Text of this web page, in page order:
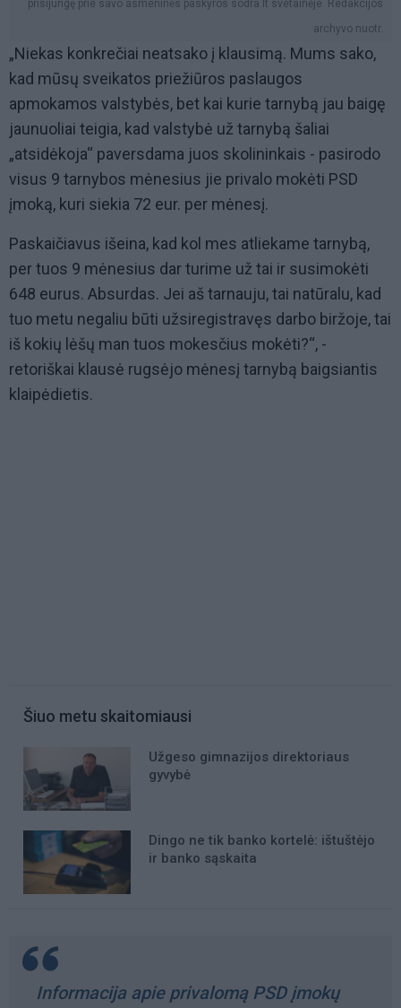
prisijungę prie savo asmeninės paskyros sodra.lt svetainėje. Redakcijos
archyvo nuotr.
„Niekas konkrečiai neatsako į klausimą. Mums sako,
kad mūsų sveikatos priežiūros paslaugos
apmokamos valstybės, bet kai kurie tarnybą jau baigę
jaunuoliai teigia, kad valstybė už tarnybą šaliai
„atsidėkoja“ paversdama juos skolininkais - pasirodo
visus 9 tarnybos mėnesius jie privalo mokėti PSD
įmoką, kuri siekia 72 eur. per mėnesį.
Paskaičiavus išeina, kad kol mes atliekame tarnybą,
per tuos 9 mėnesius dar turime už tai ir susimokėti
648 eurus. Absurdas. Jei aš tarnauju, tai natūralu, kad
tuo metu negaliu būti užsiregistravęs darbo biržoje, tai
iš kokių lėšų man tuos mokesčius mokėti?“, -
retoriškai klausė rugsėjo mėnesį tarnybą baigsiantis
klaipėdietis.
Šiuo metu skaitomiausi
Užgeso gimnazijos direktoriaus
gyvybė
Dingo ne tik banko kortelė: ištuštėjo
ir banko sąskaita
Informacija apie privalomą PSD įmokų